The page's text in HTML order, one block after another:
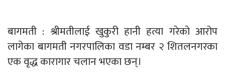
बागमती : श्रीमतीलाई खुकुरी हानी हत्या गरेको आरोप
लागेका बागमती नगरपालिका वडा नम्बर २ शितलनगरका
एक वृद्ध कारागार चलान भएका छन्।